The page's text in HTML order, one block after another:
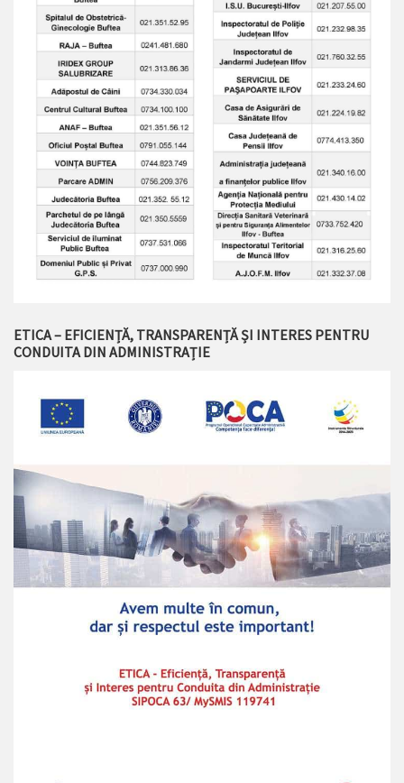
ETICA – EFICIENȚĂ, TRANSPARENȚĂ ȘI INTERES PENTRU
CONDUITA DIN ADMINISTRAȚIE